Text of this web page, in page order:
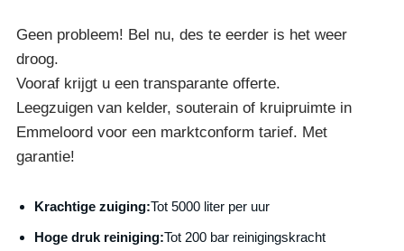
Geen probleem! Bel nu, des te eerder is het weer
droog.
Vooraf krijgt u een transparante offerte.
Leegzuigen van kelder, souterain of kruipruimte in
Emmeloord voor een marktconform tarief. Met
garantie!
Krachtige zuiging:Tot 5000 liter per uur
Hoge druk reiniging:Tot 200 bar reinigingskracht